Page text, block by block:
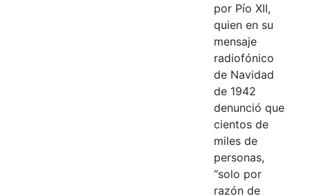
por Pío XII,
quien en su
mensaje
radiofónico
de Navidad
de 1942
denunció que
cientos de
miles de
personas,
“solo por
razón de